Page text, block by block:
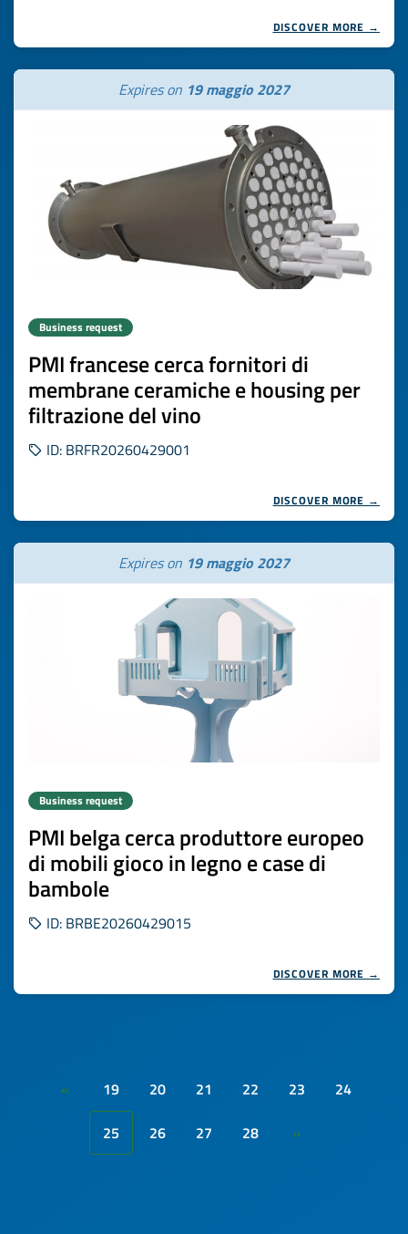
DISCOVER MORE →
Expires on 19 maggio 2027
Business request
PMI francese cerca fornitori di
membrane ceramiche e housing per
filtrazione del vino
ID: BRFR20260429001
DISCOVER MORE →
Expires on 19 maggio 2027
Business request
PMI belga cerca produttore europeo
di mobili gioco in legno e case di
bambole
ID: BRBE20260429015
DISCOVER MORE →
« 19 20 21 22 23
24
25
26 27 28 »